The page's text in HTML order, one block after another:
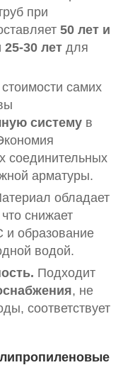
при
50 лет и
25-30 лет для
самих
систему в
соединительных
арматуры.
обладает
снижает
и образование
водой.
Подходит
, не
соответствует